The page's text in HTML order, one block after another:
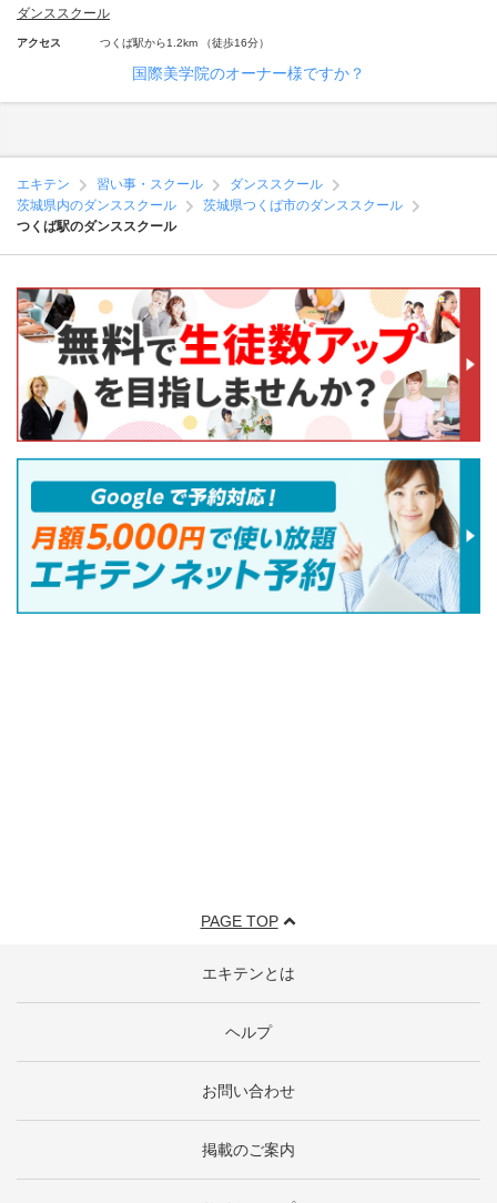
ダンススクール
アクセス つくば駅から1.2km （徒歩16分）
国際美学院のオーナー様ですか？
エキテン 習い事・スクール
ダンススクール
茨城県内のダンススクール
茨城県つくば市のダンススクール
つくば駅のダンススクール
PAGE TOP
エキテンとは
ヘルプ
お問い合わせ
掲載のご案内